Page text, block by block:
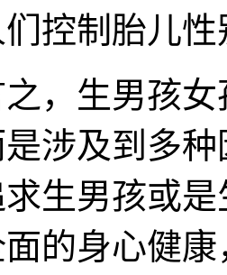
控制胎儿
生男孩女
涉及到多
生男孩或
的身心健